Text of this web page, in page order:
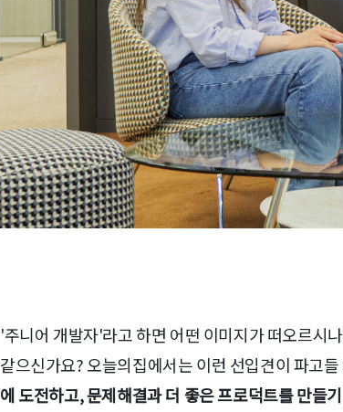
'주니어 개발자'라고 하면 어떤 이미지가 떠오르시
같으신가요? 오늘의집에서는 이런 선입견이 파고
에 도전하고, 문제해결과 더 좋은 프로덕트를 만들